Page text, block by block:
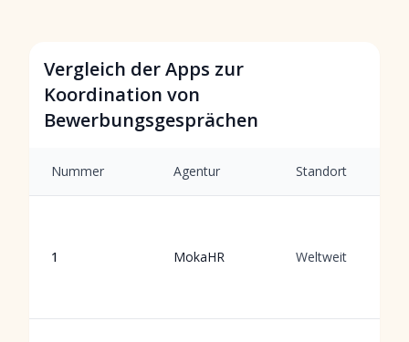
Vergleich der Apps zur
Koordination von
Bewerbungsgesprächen
Nummer Agentur Standort
1 MokaHR Weltweit